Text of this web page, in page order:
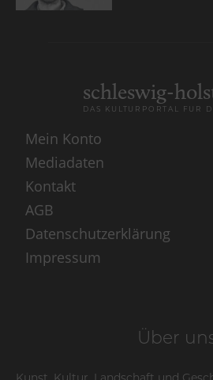
schleswig-
DAS KULTURPORTAL FÜR
Mein Konto
Mediadaten
Kontakt
AGB
Datenschutzerklärung
Impressum
Über